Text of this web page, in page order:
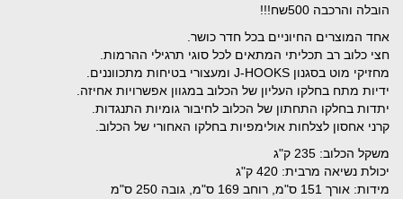
הובלה והרכבה 500שח!!!
אחד המוצרים החיוניים בכל חדר כושר.
חצי כלוב רב תכליתי המתאים לכל סוגי תרגילי ההרמות.
מחזיקי מוט בסגנון J-HOOKS ומעצורי בטיחות מתכווננים.
ידיות מתח בחלקו העליון של הכלוב במגוון אפשרויות אחיזה.
יתדות בחלקו התחתון של הכלוב לחיבור גומיות התנגדות.
קרני אחסון לצלחות אולימפיות בחלקו האחורי של הכלוב.
משקל הכלוב: 235 ק"ג
יכולת נשיאה מרבית: 420 ק"ג
מידות: אורך 151 ס"מ, רוחב 169 ס"מ, גובה 250 ס"מ